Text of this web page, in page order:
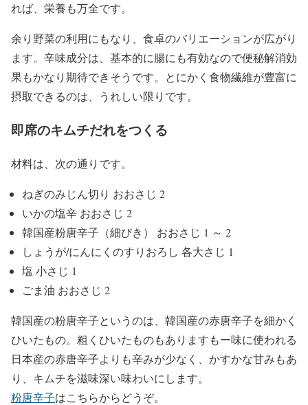
れば、栄養も万全です。
余り野菜の利用にもなり、食卓のバリエーションが広がり
ます。辛味成分は、基本的に腸にも有効なので便秘解消効
果もかなり期待できそうです。とにかく食物繊維が豊富に
摂取できるのは、うれしい限りです。
即席のキムチだれをつくる
材料は、次の通りです。
ねぎのみじん切り おおさじ 2
いかの塩辛 おおさじ 2
韓国産粉唐辛子（細びき） おおさじ 1 ～ 2
しょうが/にんにくのすりおろし 各大さじ 1
塩 小さじ 1
ごま油 おおさじ 2
韓国産の粉唐辛子というのは、韓国産の赤唐辛子を細かく
ひいたもの。粗くひいたものもありますもー味に使われる
日本産の赤唐辛子よりも辛みが少なく、かすかな甘みもあ
り、キムチを滋味深い味わいにします。
粉唐辛子はこちらからどうぞ。